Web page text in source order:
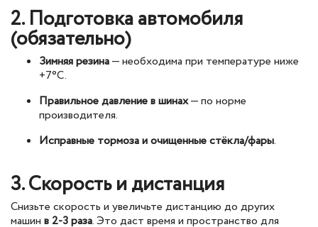
2. Подготовка автомобиля
(обязательно)
Зимняя резина— необходима при температуре ниже
+7°C.
Правильное давление в шинах— по норме
производителя.
Исправные тормоза и очищенные стёкла/фары.
3. Скорость и дистанция
Снизьте скорость и увеличьте дистанцию до других
машин в 2-3 раза. Это даст время и пространство для